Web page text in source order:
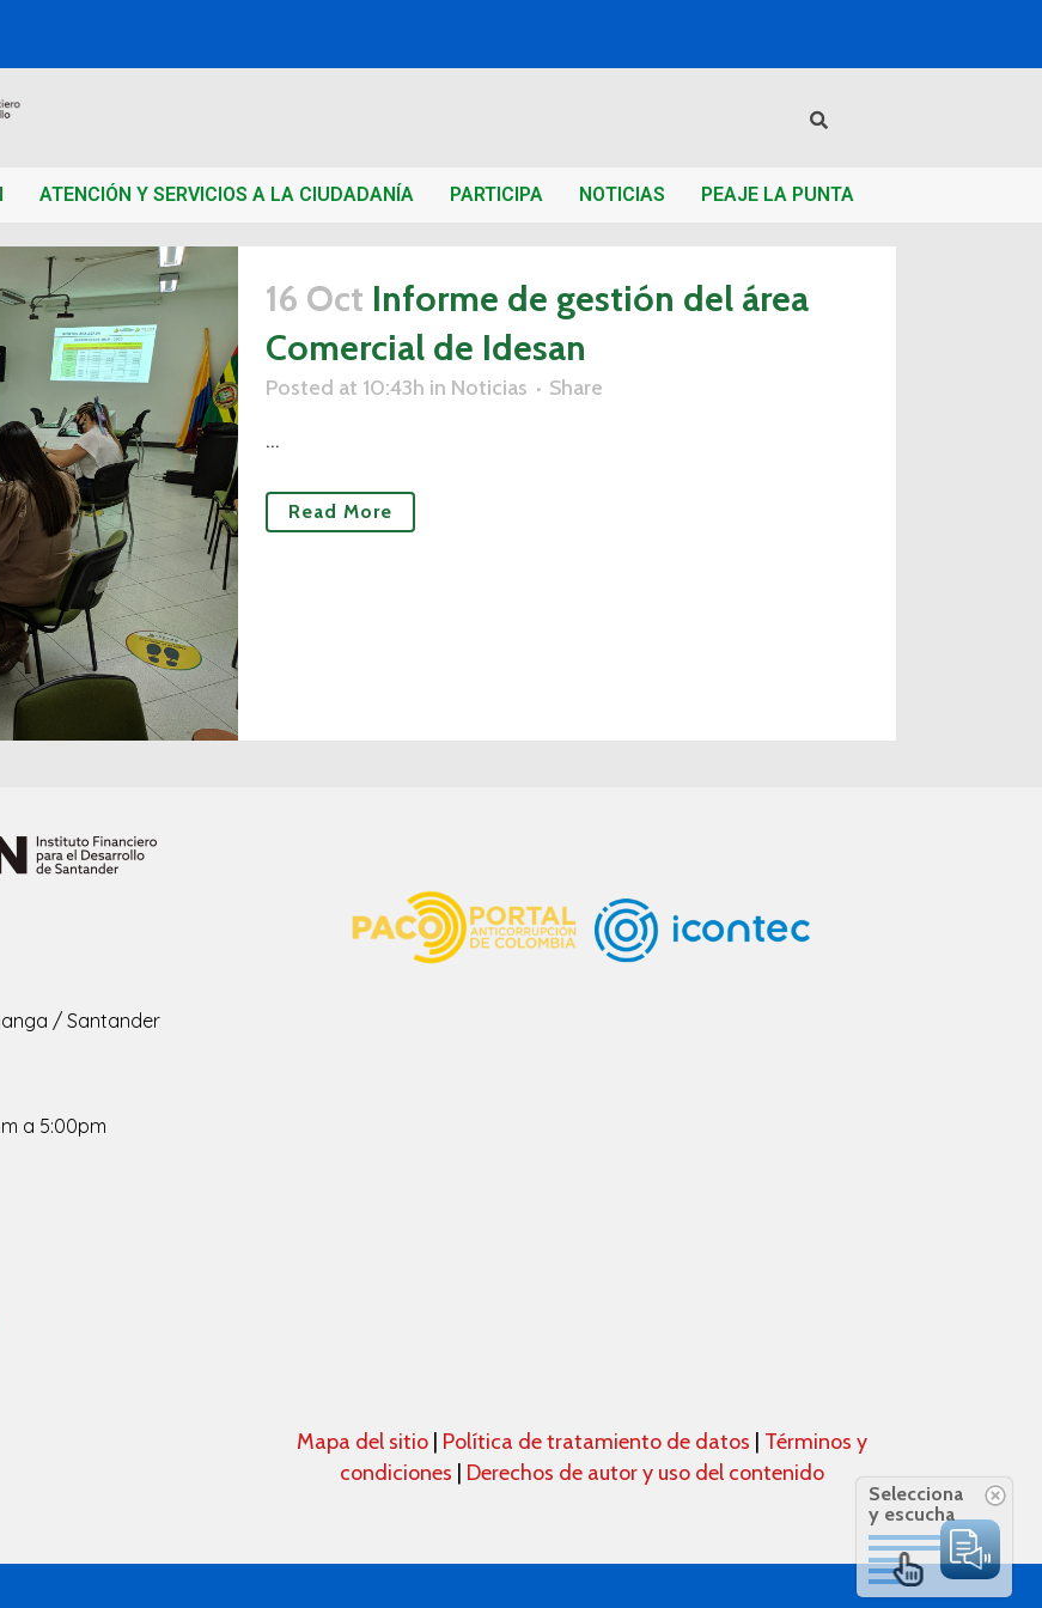
ATENCIÓN Y SERVICIOS A LA CIUDADANÍA PARTICIPA NOTICIAS PEAJE LA PUNTA
16 Oct Informe de gestión del área
Comercial de Idesan
Posted at 10:43h in Noticias
Share
...
Read More
/ Santander
a 5:00pm
Mapa del sitio Política de tratamiento de datos
Términos y
condiciones
Derechos de autor y uso del contenido
Selecciona
y escucha